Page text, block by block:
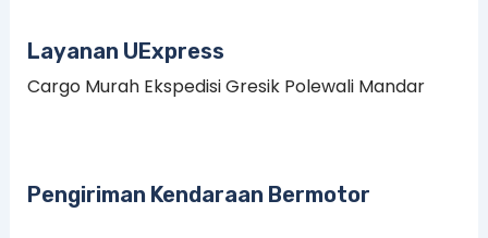
Layanan UExpress
Cargo Murah Ekspedisi Gresik Polewali Mandar
Pengiriman Kendaraan Bermotor